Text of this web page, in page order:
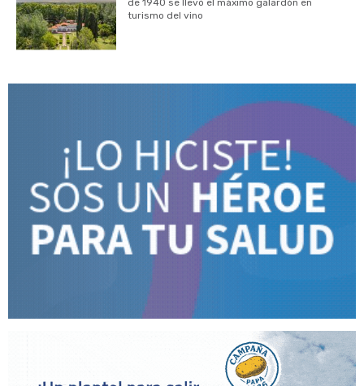
de 1940 se llevó el máximo galardón en
turismo del vino